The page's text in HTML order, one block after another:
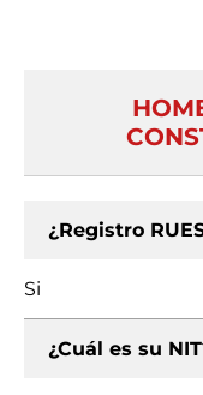
¿Registro
Si
¿Cuál es su